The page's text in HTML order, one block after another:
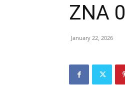
ZNA
January 22, 2026